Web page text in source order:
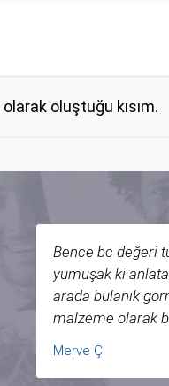
oluştuğu kısım.
Bence bc değeri
yumuşak ki
arada bulanık
malzeme olarak
yumuşak ki
Merve Ç.